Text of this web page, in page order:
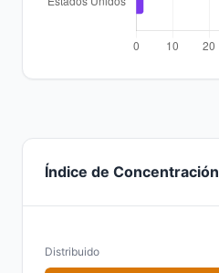
Índice de Concentración
Distribuido